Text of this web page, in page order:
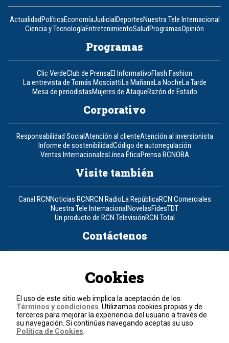
ActualidadPolíticaEconomíaJudicialDeportesNuestra Tele Internacional
Ciencia y TecnologíaEntretenimientoSaludProgramasOpinión
Programas
Clic VerdeClub de PrensaEl InformativoFlash Fashion
La entrevista de Tomás MosciattiLa MañanaLa NocheLa Tarde
Mesa de periodistasMujeres de AtaqueRazón de Estado
Corporativo
Responsabilidad SocialAtención al clienteAtención al inversionista
Informe de sostenibilidadCódigo de autorregulación
Ventas InternacionalesLínea ÉticaPrensa RCNOBA
Visite también
Canal RCNNoticias RCNRCN RadioLa RepúblicaRCN Comerciales
Nuestra Tele InternacionalNovelasFidesTDT
Un producto de RCN TelevisiónRCN Total
Contáctenos
Política de cookies
Términos y condiciones
© 2026, RCN Medios.
Todos los derechos reservados.
Cookies
El uso de este sitio web implica la aceptación de los
Términos y condiciones . Utilizamos cookies propias y de
terceros para mejorar la experiencia del usuario a través de
su navegación. Si continúas navegando aceptas su uso.
Política de Cookies